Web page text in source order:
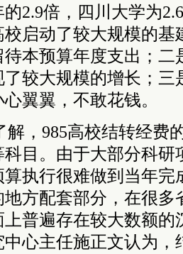
的2.9倍，四川大学为
校启动了较大规模的基
本预算年度支出；二
较大规模的增长；三
翼翼，不敢花钱。
解，985高校结转经费
目。由于大部分科研
算执行很难做到当年完
地方配套部分，在很多
普遍存在较大数额的
心主任施正文认为，